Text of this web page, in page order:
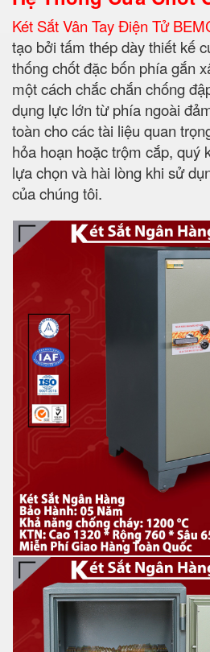
Két Sắt Vân Tay Điện Tử
tạo bởi tấm thép dày thiết kế
thống chốt đặc bốn phía gắn
một cách chắc chắn chống
dụng lực lớn từ phía ngoài
toàn cho các tài liệu quan
hỏa hoạn hoặc trộm cắp, quý
lựa chọn và hài lòng khi sử
của chúng tôi.